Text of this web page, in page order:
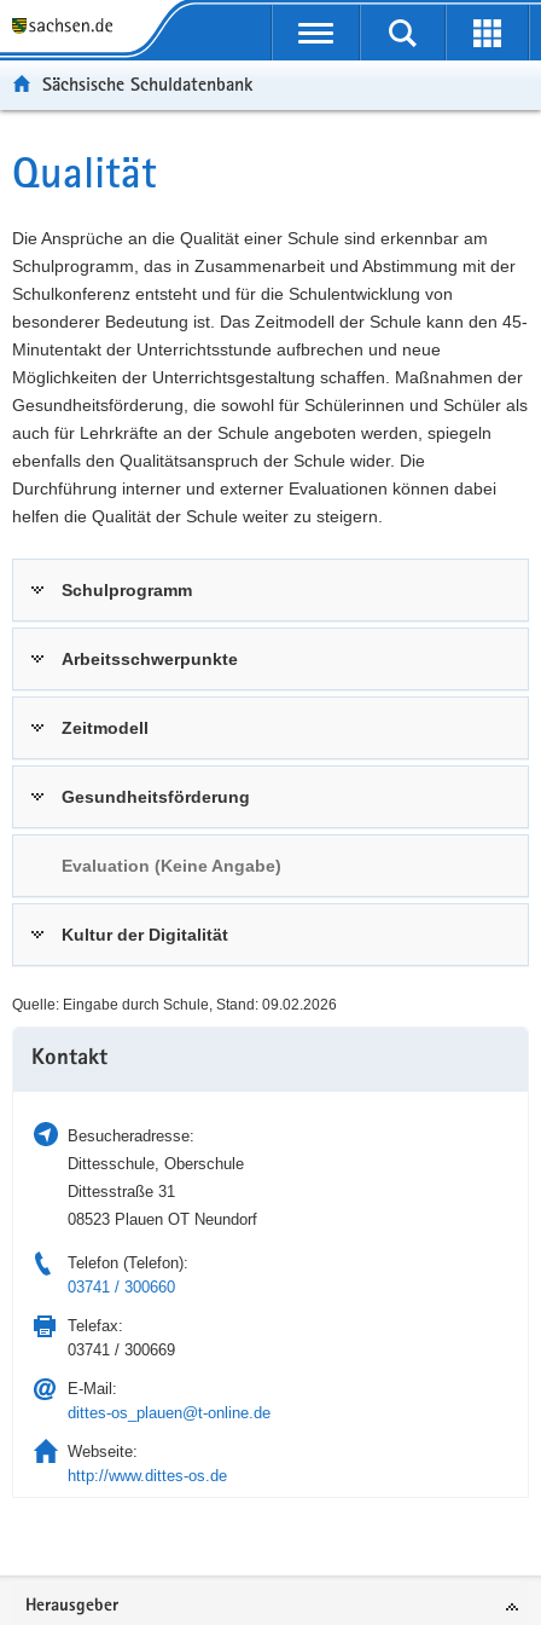
t
ü
e
r
g
r
e
i
f
e
n
d
e
i
g
o
n
r
l
a
v
i
g
a
t
i
o
n
a
t
n
h
a
l
t
W
t
r
e
I
n
f
o
r
m
a
t
i
r
i
c
e
Portalübergreifende
Suche
Sächsische Schuldatenbank
Hauptinhalt
Qualität
Die Ansprüche an die Qualität einer Schule sind erkennbar am
Schulprogramm, das in Zusammenarbeit und Abstimmung mit der
Schulkonferenz entsteht und für die Schulentwicklung von
besonderer Bedeutung ist. Das Zeitmodell der Schule kann den 45-
Minutentakt der Unterrichtsstunde aufbrechen und neue
Möglichkeiten der Unterrichtsgestaltung schaffen. Maßnahmen der
Gesundheitsförderung, die sowohl für Schülerinnen und Schüler als
auch für Lehrkräfte an der Schule angeboten werden, spiegeln
ebenfalls den Qualitätsanspruch der Schule wider. Die
Durchführung interner und externer Evaluationen können dabei
helfen die Qualität der Schule weiter zu steigern.
Schulprogramm
Arbeitsschwerpunkte
Zeitmodell
Gesundheitsförderung
Evaluation (Keine Angabe)
Kultur der Digitalität
Quelle: Eingabe durch Schule, Stand: 09.02.2026
Information
Kontakt
Besucheradresse:
Dittesschule, Oberschule
Dittesstraße 31
08523 Plauen OT Neundorf
Telefon (Telefon):
03741 / 300660
Telefax:
03741 / 300669
E-Mail:
dittes-os_plauen@t-online.de
Webseite:
http://www.dittes-os.de
Service
Herausgeber